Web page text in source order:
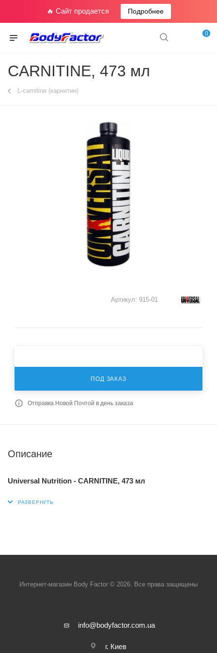
🔥 Сайт продается Подробнее
0
CARNITINE, 473 мл
L-carnitine (карнитин)
Артикул: 915-01
ПОД ЗАКАЗ
Отправка Новой Почтой в день заказа
Описание
Universal Nutrition - CARNITINE, 473 мл
Интернет-магазин Body Factor © 2026. Все права защищены
info@bodyfactor.com.ua
г. Киев